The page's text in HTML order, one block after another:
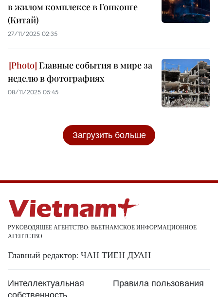
в жилом комплексе в Гонконге
(Китай)
27/11/2025 02:35
Главные события в мире за
неделю в фотографиях
08/11/2025 05:45
Загрузить больше
РУКОВОДЯЩЕЕ АГЕНТСТВО: ВЬЕТНАМСКОЕ ИНФОРМАЦИОННОЕ
АГЕНТСТВО
Главный редактор: ЧАН ТИЕН ДУАН
Интеллектуальная
собственность
Правила пользования